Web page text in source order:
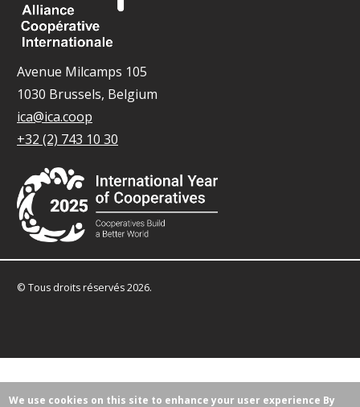
Avenue Milcamps 105
1030 Brussels, Belgium
ica@ica.coop
+32 (2) 743 10 30
© Tous droits réservés 2026.
We use cookies on this site to enhance your user experience By